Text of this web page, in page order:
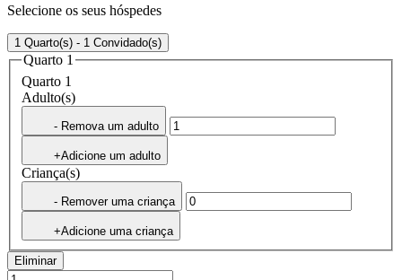
Selecione os seus hóspedes
1 Quarto(s) - 1 Convidado(s)
Quarto 1
Quarto 1
Adulto(s)
- Remova um adulto
+Adicione um adulto
Criança(s)
- Remover uma criança
+Adicione uma criança
Eliminar